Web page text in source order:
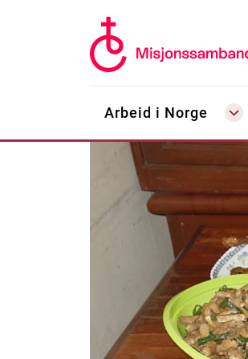
Arbeid i Norge